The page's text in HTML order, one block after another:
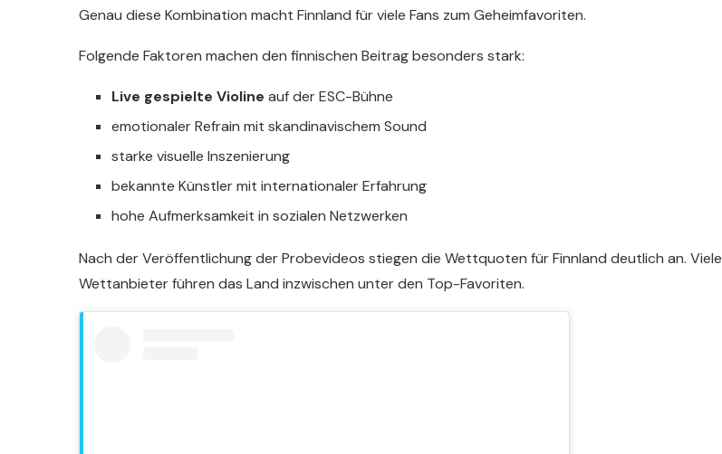
Genau diese Kombination macht Finnland für viele Fans zum Geheimfavoriten.
Folgende Faktoren machen den finnischen Beitrag besonders stark:
Live gespielte Violine auf der ESC-Bühne
emotionaler Refrain mit skandinavischem Sound
starke visuelle Inszenierung
bekannte Künstler mit internationaler Erfahrung
hohe Aufmerksamkeit in sozialen Netzwerken
Nach der Veröffentlichung der Probevideos stiegen die Wettquoten für Finnland deutlich an. Viele
Wettanbieter führen das Land inzwischen unter den Top-Favoriten.